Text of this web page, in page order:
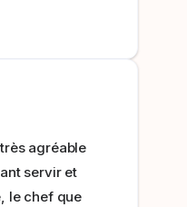
agréable
servir et
le chef que